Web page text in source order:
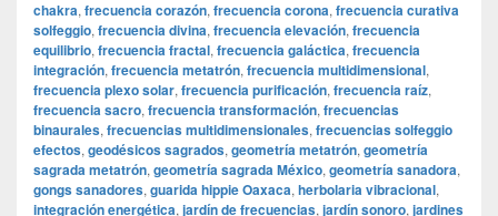
chakra, frecuencia corazón, frecuencia corona, frecuencia curativa
solfeggio, frecuencia divina, frecuencia elevación, frecuencia
equilibrio, frecuencia fractal, frecuencia galáctica, frecuencia
integración, frecuencia metatrón, frecuencia multidimensional,
frecuencia plexo solar, frecuencia purificación, frecuencia raíz,
frecuencia sacro, frecuencia transformación, frecuencias
binaurales, frecuencias multidimensionales, frecuencias solfeggio
efectos, geodésicos sagrados, geometría metatrón, geometría
sagrada metatrón, geometría sagrada México, geometría sanadora,
gongs sanadores, guarida hippie Oaxaca, herbolaria vibracional,
integración energética, jardín de frecuencias, jardín sonoro, jardines